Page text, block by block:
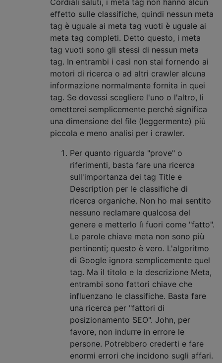
effetto sulle classifiche, quindi nessun meta
tag è uguale ai meta tag vuoti è uguale ai
meta tag completi. Detto questo, i meta
tag vuoti sono gli stessi di nessun meta
tag. In entrambi i casi non stai fornendo ai
motori di ricerca o ad altri crawler alcuna
informazione normalmente fornita in quei
tag. Se dovessi scegliere l'uno o l'altro, li
ometterei semplicemente perché significa
una dimensione del file (leggermente) più
piccola e meno analisi per i crawler.
Per quanto riguarda "prove" o
riferimenti, basta fare una ricerca
sull'importanza dei tag Title e
Description per le classifiche di
ricerca organiche. Non ho mai sentito
nessuno reclamare qualcosa del
genere e metterlo lì fuori come "fatto".
Le parole chiave meta non sono più
pertinenti; questo è vero. L'algoritmo
di Google ignora semplicemente quel
tag. Ma il titolo e la descrizione Meta,
entrambi sono fattori chiave che
influenzano le classifiche. Basta fare
una ricerca per "fattori di
posizionamento SEO". John, per
favore, non indurre in errore le
persone. Potrebbero crederti e fare
enormi errori che incidono sugli affari.